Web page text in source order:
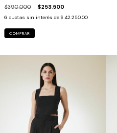
$390.000 $253.500
6 cuotas sin interés de $ 42.250,00
COMPRAR